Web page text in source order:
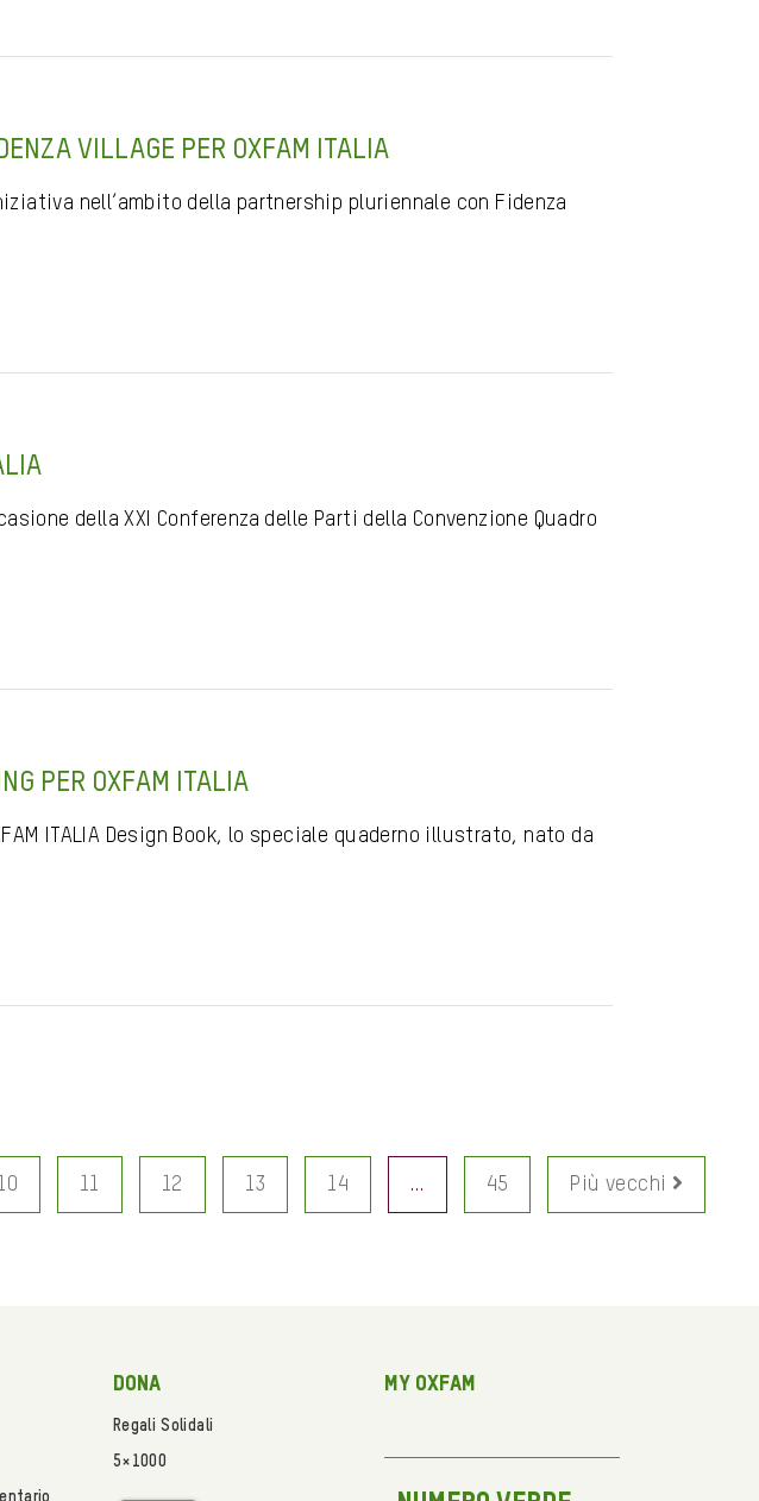
VILLAGE PER OXFAM ITALIA
nell’ambito della partnership pluriennale con Fidenza
della XXI Conferenza delle Parti della Convenzione Quadro
PER OXFAM ITALIA
OXFAM ITALIA Design Book, lo speciale quaderno illustrato, nato da
11 12 13 14 … 45 Più vecchi
Dona
Regali Solidali
5×1000
My Oxfam